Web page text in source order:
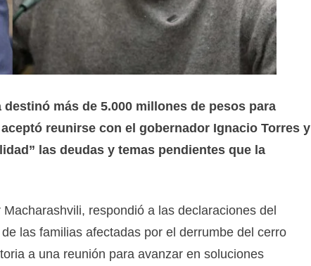
más de 5.000 millones de pesos para
reunirse con el gobernador Ignacio Torres y
las deudas y temas pendientes que la
respondió a las declaraciones del
las familias afectadas por el derrumbe del cerro
a una reunión para avanzar en soluciones